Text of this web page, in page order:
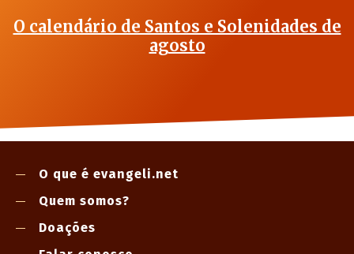
O calendário de Santos e Solenidades de
agosto
O que é evangeli.net
Quem somos?
Doações